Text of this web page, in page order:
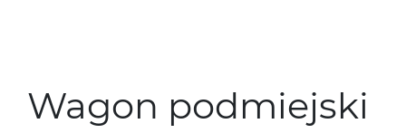
Wagon podmiejski